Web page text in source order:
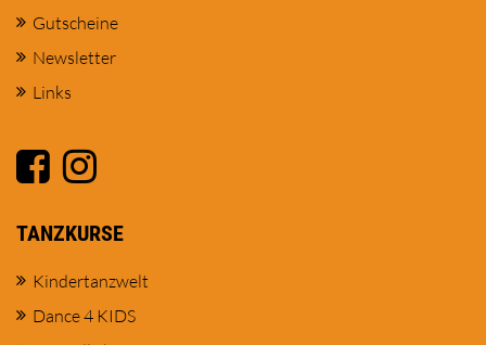
Gutscheine
Newsletter
Links
TANZKURSE
Kindertanzwelt
Dance 4 KIDS